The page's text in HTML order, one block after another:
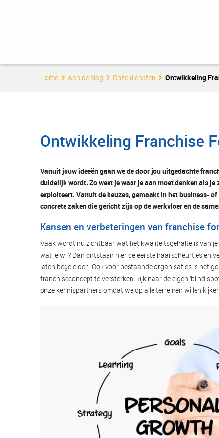
Home Aan de slag Onze diensten Ontwikkeling
Ontwikkeling Franchise
Vanuit jouw ideeën gaan we de door jou uitgedachte
duidelijk wordt. Zo weet je waar je aan moet denken als
exploiteert. Vanuit de keuzes, gemaakt in het business-
concrete zaken die gericht zijn op de werkvloer en de
Kansen en verbeteringen van franchise
Vaak wordt nu zichtbaar wat het kwaliteitsgehalte is van
wat je wil? Dan ontstaan hier de eerste haarscheurtjes en
laten begeleiden. Ook voor bestaande organisaties is het
franchiseconcept te versterken, kijk naar de eigen ‘blind
onze kennispartners omdat we op alle terreinen willen